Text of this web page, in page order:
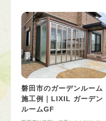
磐田市のガーデンルーム
施工例｜LIXIL ガーデン
ルームGF